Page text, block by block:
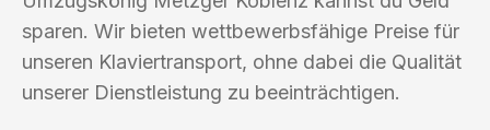
sparen. Wir bieten wettbewerbsfähige Preise für
unseren Klaviertransport, ohne dabei die Qualität
unserer Dienstleistung zu beeinträchtigen.